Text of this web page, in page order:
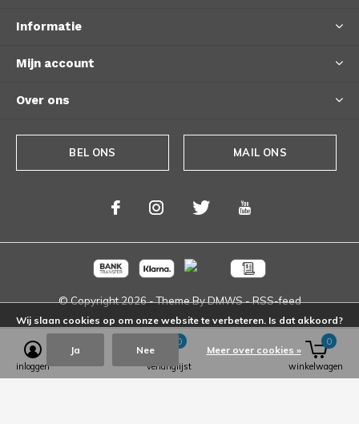
Informatie
Mijn account
Over ons
BEL ONS MAIL ONS
© Copyright2026- Theme ByDMWS-RSS-feed
inloggen verlanglijst
0
winkelwagen
0
Wij slaan cookies op om onze website te verbeteren. Is dat akkoord?
Ja Nee Meer over cookies »